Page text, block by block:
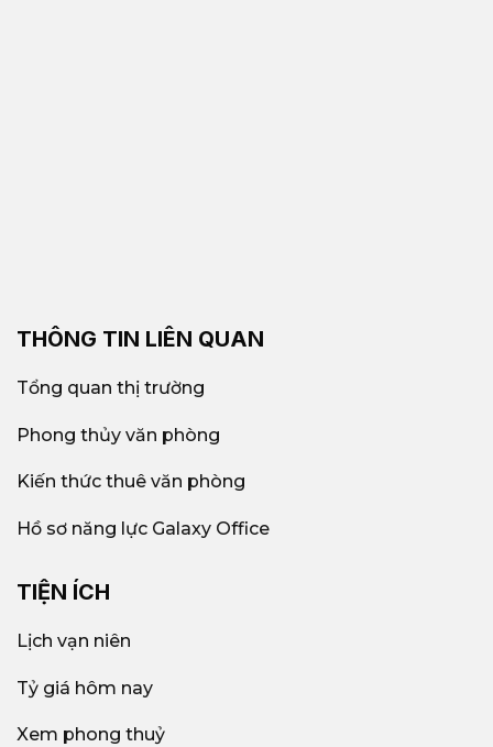
THÔNG TIN LIÊN QUAN
Tổng quan thị trường
Phong thủy văn phòng
Kiến thức thuê văn phòng
Hồ sơ năng lực Galaxy Office
TIỆN ÍCH
Lịch vạn niên
Tỷ giá hôm nay
Xem phong thuỷ